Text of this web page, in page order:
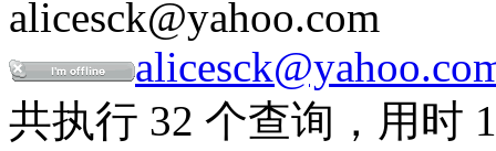
alicesck@yahoo.com
共执行 32 个查询，用时